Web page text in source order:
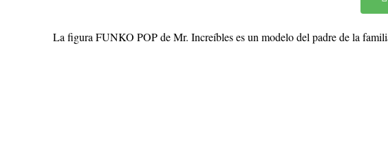
La figura FUNKO POP de Mr. Increíbles es un modelo del padre de la